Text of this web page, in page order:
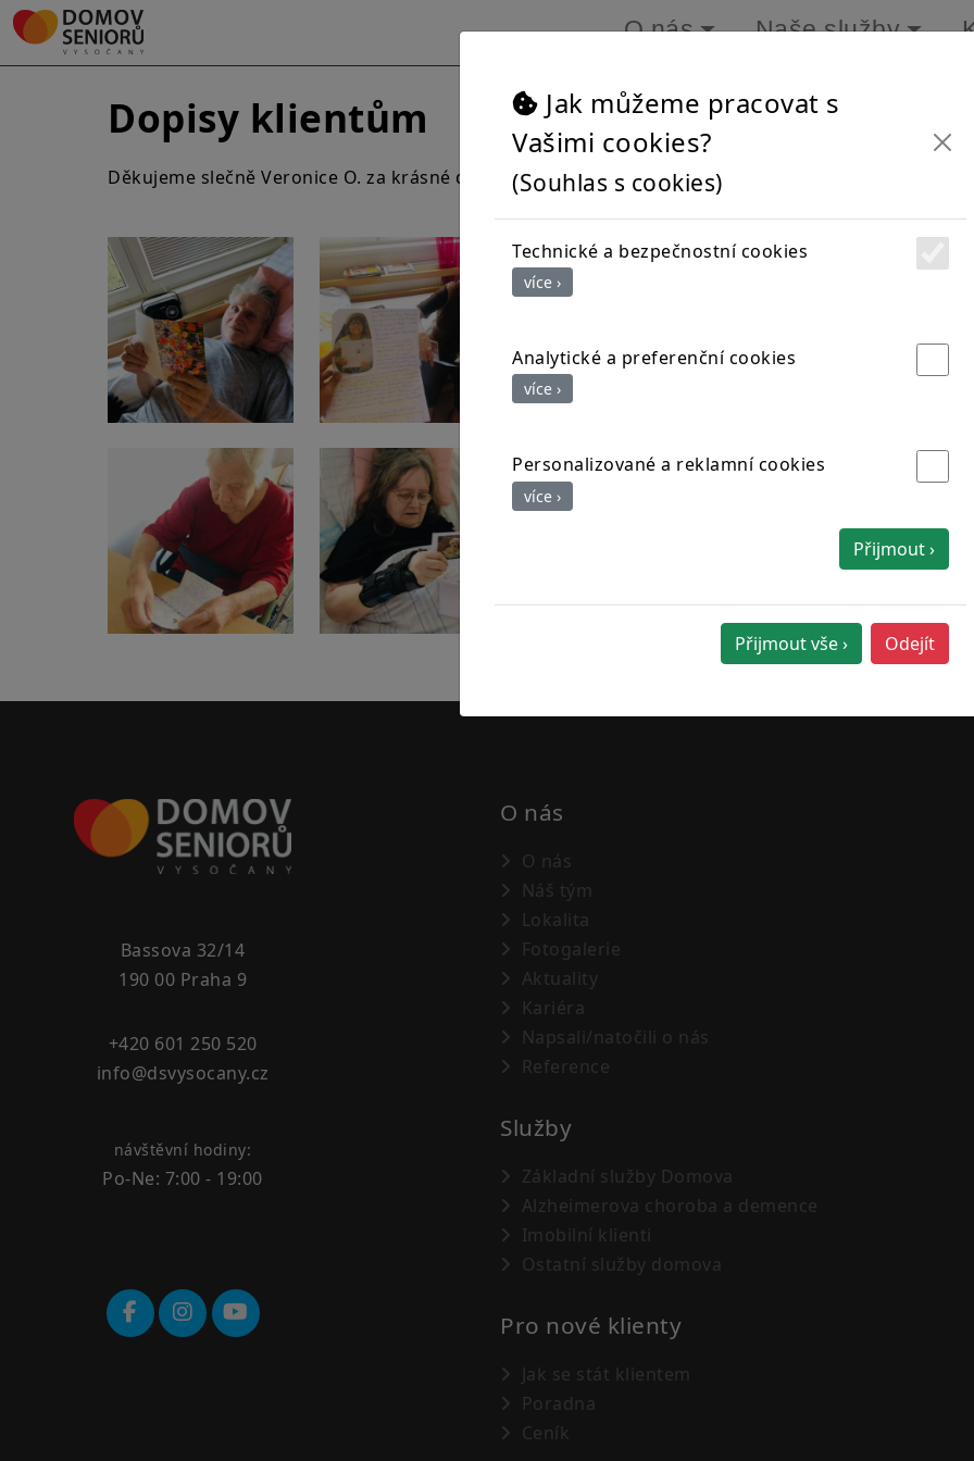
O nás Naše služby
Dopisy klientům
Děkujeme slečně Veronice O. za krásné dopisy a obrázky, které poslala našim klientům. Udělalo
Bassova 32/14
190 00 Praha 9
+420 601 250 520
info@dsvysocany.cz
návštěvní hodiny:
Po-Ne: 7:00 - 19:00
O nás
O nás
Náš tým
Lokalita
Fotogalerie
Aktuality
Kariéra
Napsali/natočili o nás
Reference
Služby
Základní služby Domova
Alzheimerova choroba a demence
Imobilní klienti
Ostatní služby domova
Pro nové klienty
Jak se stát klientem
Poradna
Ceník
Jak můžeme pracovat s
Vašimi cookies?
(Souhlas s cookies)
Technické a bezpečnostní cookies
více ›
Analytické a preferenční cookies
více ›
Personalizované a reklamní cookies
více ›
Přijmout ›
Přijmout vše › Odejít